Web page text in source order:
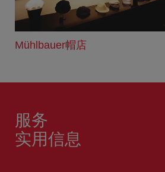
Mühlbauer帽店
服务
实用信息